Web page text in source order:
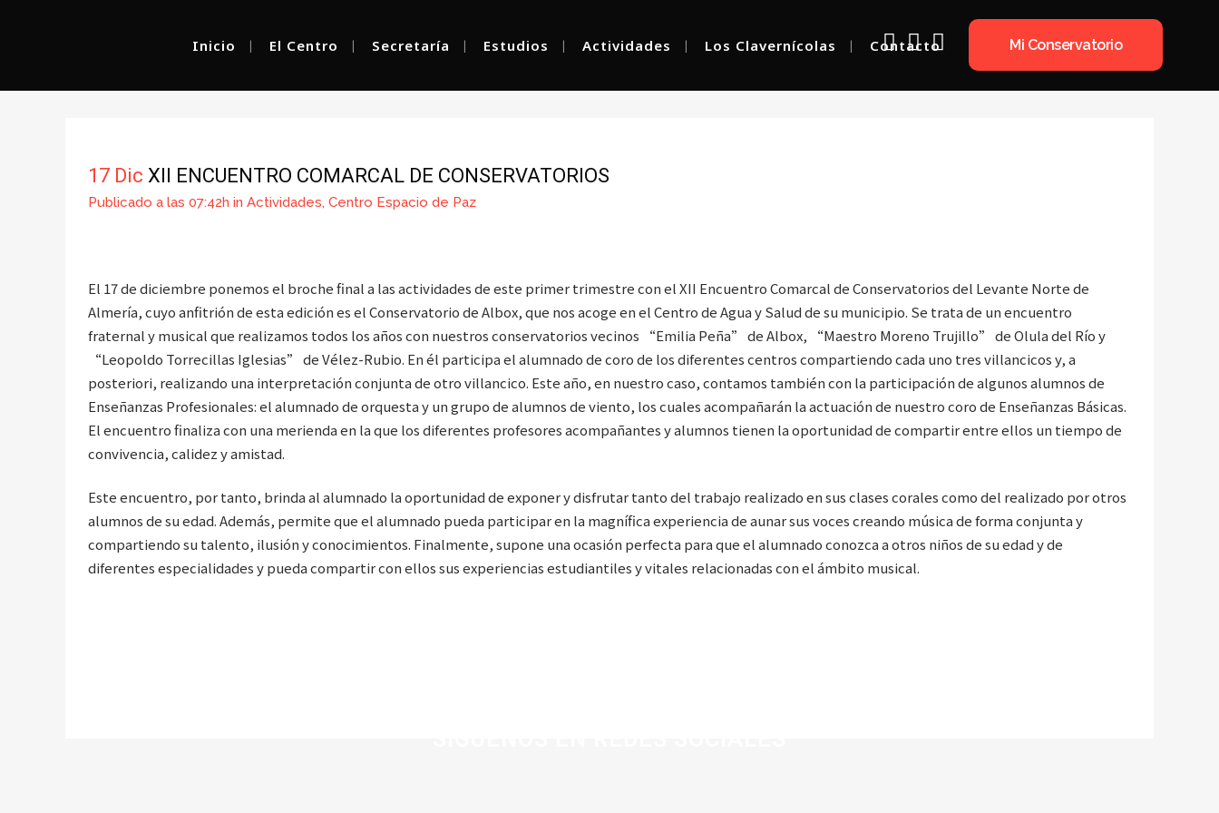
Mi Conservatorio
Inicio El Centro Secretaría Estudios Actividades Los Clavernícolas Contacto
17 Dic XII ENCUENTRO COMARCAL DE CONSERVATORIOS
Publicado a las 07:42h in Actividades, Centro Espacio de Paz
El 17 de diciembre ponemos el broche final a las actividades de este primer trimestre con el XII Encuentro Comarcal de Conservatorios del Levante Norte de
Almería, cuyo anfitrión de esta edición es el Conservatorio de Albox, que nos acoge en el Centro de Agua y Salud de su municipio. Se trata de un encuentro
fraternal y musical que realizamos todos los años con nuestros conservatorios vecinos “Emilia Peña” de Albox, “Maestro Moreno Trujillo” de Olula del Río y
“Leopoldo Torrecillas Iglesias” de Vélez-Rubio. En él participa el alumnado de coro de los diferentes centros compartiendo cada uno tres villancicos y, a
posteriori, realizando una interpretación conjunta de otro villancico. Este año, en nuestro caso, contamos también con la participación de algunos alumnos de
Enseñanzas Profesionales: el alumnado de orquesta y un grupo de alumnos de viento, los cuales acompañarán la actuación de nuestro coro de Enseñanzas Básicas.
El encuentro finaliza con una merienda en la que los diferentes profesores acompañantes y alumnos tienen la oportunidad de compartir entre ellos un tiempo de
convivencia, calidez y amistad.
Este encuentro, por tanto, brinda al alumnado la oportunidad de exponer y disfrutar tanto del trabajo realizado en sus clases corales como del realizado por otros
alumnos de su edad. Además, permite que el alumnado pueda participar en la magnífica experiencia de aunar sus voces creando música de forma conjunta y
compartiendo su talento, ilusión y conocimientos. Finalmente, supone una ocasión perfecta para que el alumnado conozca a otros niños de su edad y de
diferentes especialidades y pueda compartir con ellos sus experiencias estudiantiles y vitales relacionadas con el ámbito musical.